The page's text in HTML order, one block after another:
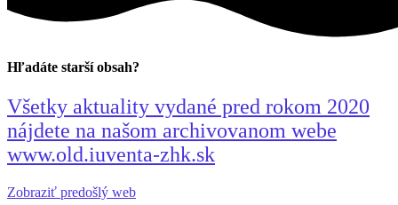
Hľadáte starší obsah?
Všetky aktuality vydané pred rokom 2020
nájdete na našom archivovanom webe
www.old.iuventa-zhk.sk
Zobraziť predošlý web